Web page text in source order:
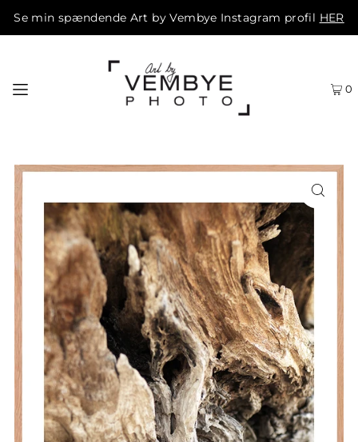
Se min spændende Art by Vembye Instagram profil HER
0